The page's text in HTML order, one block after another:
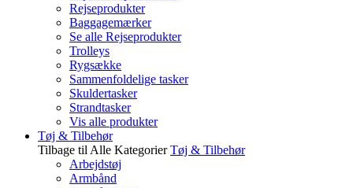
Rejseprodukter
Baggagemærker
Se alle Rejseprodukter
Trolleys
Rygsække
Sammenfoldelige tasker
Skuldertasker
Strandtasker
Vis alle produkter
Tøj & Tilbehør
Tilbage til Alle Kategorier Tøj & Tilbehør
Arbejdstøj
Armbånd